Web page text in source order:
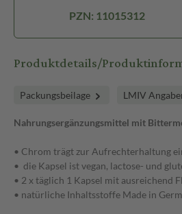
PZN: 11015312
Produktdetails/
Packungsbeilage LMIV
Nahrungsergänzungsmittel mit
• Chrom trägt zur Aufrechterhaltung
• die Kapsel ist vegan, lactose- und
• 2 x täglich 1 Kapsel mit ausreichend
• natürliche Inhaltsstoffe Made in